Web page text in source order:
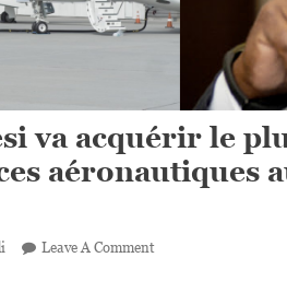
va acquérir le
aéronautiques
Leave A CommentOn